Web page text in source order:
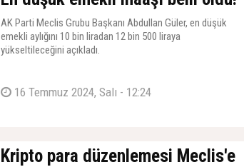
AK Parti Meclis Grubu Başkanı Abdullan Güler, en düşük
emekli aylığını 10 bin liradan 12 bin 500 liraya
yükseltileceğini açıkladı.
16 Temmuz 2024, Salı - 12:24
Kripto para düzenlemesi Meclis'e